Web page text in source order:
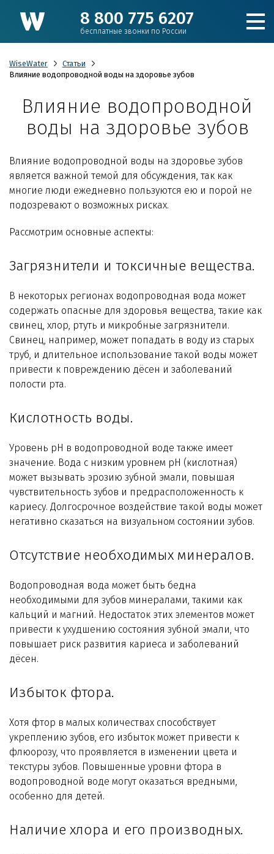
8 800 775 6207
бесплатные звонки по России
Подобрать фильтр
Для коттеджа
Кулеры и пурифайеры
Стать дилером
Контакты
WiseWater
Статьи
Влияние водопроводной воды на здоровье зубов
Влияние водопроводной
воды на здоровье зубов
Влияние водопроводной воды на здоровье зубов
является важной темой для обсуждения, так как
многие люди ежедневно пользуются ею и порой не
подозревают о возможных рисках.
Рассмотрим основные аспекты:
Загрязнители и токсичные вещества.
В некоторых регионах водопроводная вода может
содержать опасные для здоровья вещества, такие как
свинец, хлор, ртуть и микробные загрязнители.
Свинец, например, может попадать в воду из старых
труб, и длительное использование такой воды может
привести к повреждению дёсен и заболеваний
полости рта.
Кислотность воды.
Уровень pH в водопроводной воде также имеет
значение. Вода с низким уровнем pH (кислотная)
может вызывать эрозию зубной эмали, повышая
чувствительность зубов и предрасположенность к
кариесу. Долгосрочное воздействие такой воды может
негативно сказаться на визуальном состоянии зубов.
Отсутствие необходимых минералов.
Водопроводная вода может быть бедна
необходимыми для зубов минералами, такими как
кальций и магний. Недостаток этих элементов может
привести к ухудшению состояния зубной эмали, что
повышает риск развития кариеса и заболеваний
дёсен.
Избыток фтора.
Хотя фтор в малых количествах способствует
укреплению зубов, его избыток может привести к
флюорозу, что проявляется в изменении цвета и
текстуры зубов. Повышенные уровни фтора в
водопроводной воде могут оказаться вредными,
особенно для детей.
Наличие хлора и его производных.